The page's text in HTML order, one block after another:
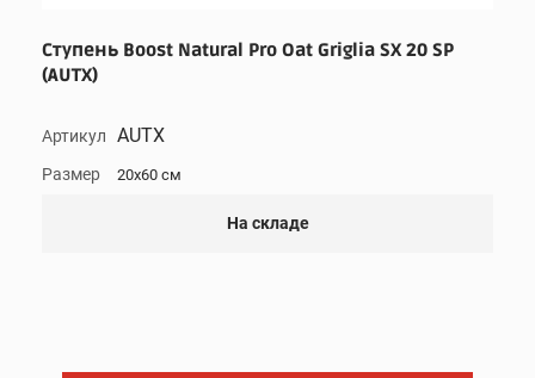
Ступень Boost Natural Pro Oat Griglia SX 20 SP
(AUTX)
Артикул AUTX
Размер 20x60 см
На складе